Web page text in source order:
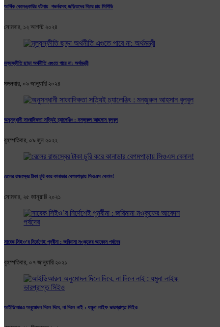
আর্থিক কেলেঙ্কারির ঘটনায় গভর্নরসহ জড়িতদের বিচার চায় সিপিডি
সোমবার, ১২ আগস্ট ২০২৪
মূল্যস্ফীতি ছাড়া অর্থনীতি এগুতে পারে না: অর্থমন্ত্রী
মঙ্গলবার, ০৯ জানুয়ারি ২০২৪
অনুসন্ধানী সাংবাদিকতা সত্যিই চ্যালেঞ্জিং : মনজুরুল আহসান বুলবুল
বৃহস্পতিবার, ০৯ জুন ২০২২
রেলের রাজস্বের টাকা চুরি করে কানাডার বেগমপাড়ায় সিওএস বেলাল!
সোমবার, ২৫ জানুয়ারি ২০২১
সাবেক সিইও’র নির্দেশেই পুনর্বীমা : জরিমানা মওকুফের আবেদন পর্ষদের
বৃহস্পতিবার, ০৭ জানুয়ারি ২০২১
আইডিআরএ অনুমোদন দিলে দিবে, না দিলে নাই : যমুনা লাইফ ভারপ্রাপ্ত সিইও